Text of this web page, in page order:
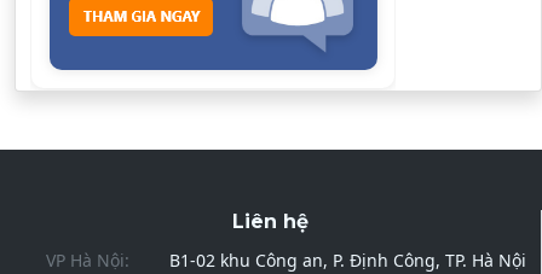
Liên hệ
VP Hà Nội:
B1-02 khu Công an, P. Định Công, TP. Hà Nội